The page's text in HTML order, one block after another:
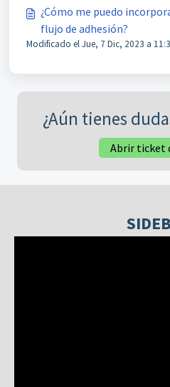
¿Cómo me puedo
flujo de adhesión?
Modificado el Jue, 7 Dic, 2023 a
¿Aún tienes
Abrir ticket